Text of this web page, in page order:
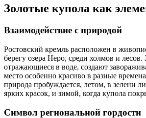
Золотые купола как
Взаимодействие с природой
Ростовский кремль расположен в
берегу озера Неро, среди холмов и лесов.
отражающиеся в воде, создают
место особенно красиво в разные
природа пробуждается, летом, в зелени
ярких красок, и зимой, когда купола
Символ региональной гордости